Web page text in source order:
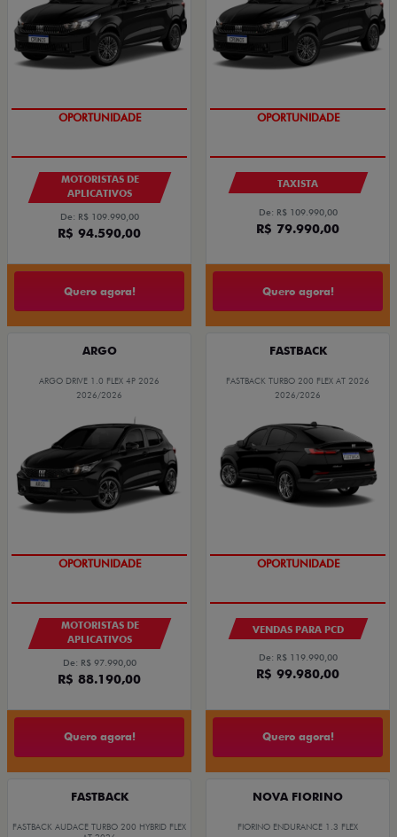
OPORTUNIDADE
MOTORISTAS DE
APLICATIVOS
De: R$ 109.990,00
R$ 94.590,00
Quero agora!
OPORTUNIDADE
TAXISTA
De: R$ 109.990,00
R$ 79.990,00
Quero agora!
ARGO
ARGO DRIVE 1.0 FLEX 4P 2026
2026/2026
OPORTUNIDADE
MOTORISTAS DE
APLICATIVOS
De: R$ 97.990,00
R$ 88.190,00
Quero agora!
FASTBACK
FASTBACK TURBO 200 FLEX AT 2026
2026/2026
OPORTUNIDADE
VENDAS PARA PCD
De: R$ 119.990,00
R$ 99.980,00
Quero agora!
FASTBACK
FASTBACK AUDACE TURBO 200 HYBRID FLEX
NOVA FIORINO
FIORINO ENDURANCE 1.3 FLEX